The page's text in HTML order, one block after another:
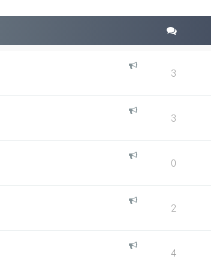
3
3
0
2
4